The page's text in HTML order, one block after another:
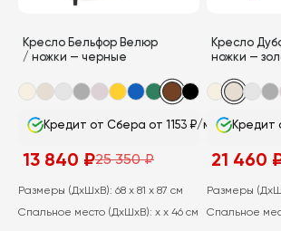
товара.
товара.
Кресло Бельфор Велюр
/ ножки — черные
Кредит от Сбера от 1153 ₽/мес
25 350₽
Первоначальная
составляла
350
13 840 ₽
Текущая
13
₽.
Размеры (ДхШхВ): 68 x 81 x 87 см
Спальное место (ДхШхВ): x x 46 см
Кресло
ножки —
Кредит
составляла
900
21 460
Текущая
21
₽.
Размеры
Спальное